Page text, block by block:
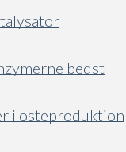
bedst
i osteproduktion